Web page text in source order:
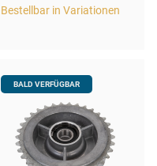
Bestellbar in Variationen
BALD VERFÜGBAR